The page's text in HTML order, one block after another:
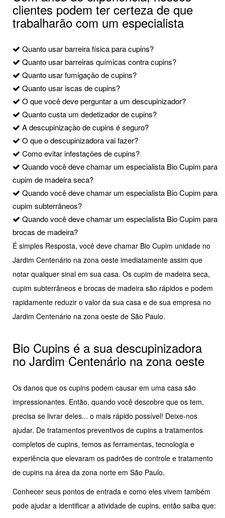
clientes podem ter certeza de que
trabalharão com um especialista
Quanto usar barreira física para cupins?
Quanto usar barreiras químicas contra cupins?
Quanto usar fumigação de cupins?
Quanto usar iscas de cupins?
O que você deve perguntar a um descupinizador?
Quanto custa um dedetizador de cupins?
A descupinização de cupins é seguro?
O que o descupinizadora vai fazer?
Como evitar infestações de cupins?
Quando você deve chamar um especialista Bio Cupim para
cupim de madeira seca?
Quando você deve chamar um especialista Bio Cupim para
cupim subterrâneos?
Quando você deve chamar um especialista Bio Cupim para
brocas de madeira?
É simples Resposta, você deve chamar Bio Cupim unidade no
Jardim Centenário na zona oeste imediatamente assim que
notar qualquer sinal em sua casa. Os cupim de madeira seca,
cupim subterrâneos e brocas de madeira são rápidos e podem
rapidamente reduzir o valor da sua casa e de sua empresa no
Jardim Centenário na zona oeste de São Paulo.
Bio Cupins é a sua descupinizadora
no Jardim Centenário na zona oeste
Os danos que os cupins podem causar em uma casa são
impressionantes. Então, quando você descobre que os tem,
precisa se livrar deles... o mais rápido possível! Deixe-nos
ajudar. De tratamentos preventivos de cupins a tratamentos
completos de cupins, temos as ferramentas, tecnologia e
experiência que elevaram os padrões de controle e tratamento
de cupins na área da zona norte em São Paulo.
Conhecer seus pontos de entrada e como eles vivem também
pode ajudar a identificar a atividade de cupins, então saiba que: